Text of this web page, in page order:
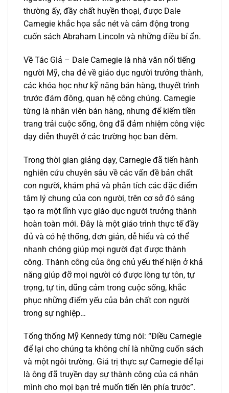
thường ấy, đầy chất huyền thoại, được Dale
Carnegie khắc họa sắc nét và cảm động trong
cuốn sách Abraham Lincoln và những điều bí ẩn.
Về Tác Giả – Dale Carnegie là nhà văn nổi tiếng
người Mỹ, cha đẻ về giáo dục người trưởng thành,
các khóa học như kỹ năng bán hàng, thuyết trình
trước đám đông, quan hệ công chúng. Carnegie
từng là nhân viên bán hàng, nhưng để kiếm tiền
trang trải cuộc sống, ông đã đảm nhiệm công việc
dạy diễn thuyết ở các trường học ban đêm.
Trong thời gian giảng dạy, Carnegie đã tiến hành
nghiên cứu chuyên sâu về các vấn đề bản chất
con người, khám phá và phân tích các đặc điểm
tâm lý chung của con người, trên cơ sở đó sáng
tạo ra một lĩnh vực giáo dục người trưởng thành
hoàn toàn mới. Đây là một giáo trình thực tế đầy
đủ và có hệ thống, đơn giản, dễ hiểu và có thể
nhanh chóng giúp mọi người đạt được thành
công. Thành công của ông chủ yếu thể hiện ở khả
năng giúp đỡ mọi người có được lòng tự tôn, tự
trọng, tự tin, dũng cảm trong cuộc sống, khắc
phục những điểm yếu của bản chất con người
trong sự nghiệp…
Tổng thống Mỹ Kennedy từng nói: “Điều Carnegie
để lại cho chúng ta không chỉ là những cuốn sách
và một ngôi trường. Giá trị thực sự Carnegie để lại
là ông đã truyền dạy sự thành công của cá nhân
mình cho mọi bạn trẻ muốn tiến lên phía trước”.